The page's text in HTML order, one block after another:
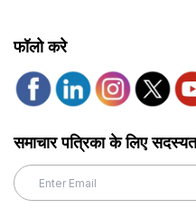
फॉलो करे
समाचार पत्रिका के लिए